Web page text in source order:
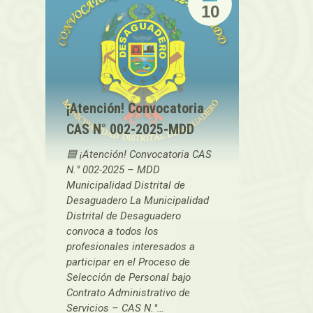
10
¡Atención! Convocatoria
CAS N° 002-2025-MDD
🟦 ¡Atención! Convocatoria CAS
N.° 002-2025 – MDD
Municipalidad Distrital de
Desaguadero La Municipalidad
Distrital de Desaguadero
convoca a todos los
profesionales interesados a
participar en el Proceso de
Selección de Personal bajo
Contrato Administrativo de
Servicios – CAS N.°…